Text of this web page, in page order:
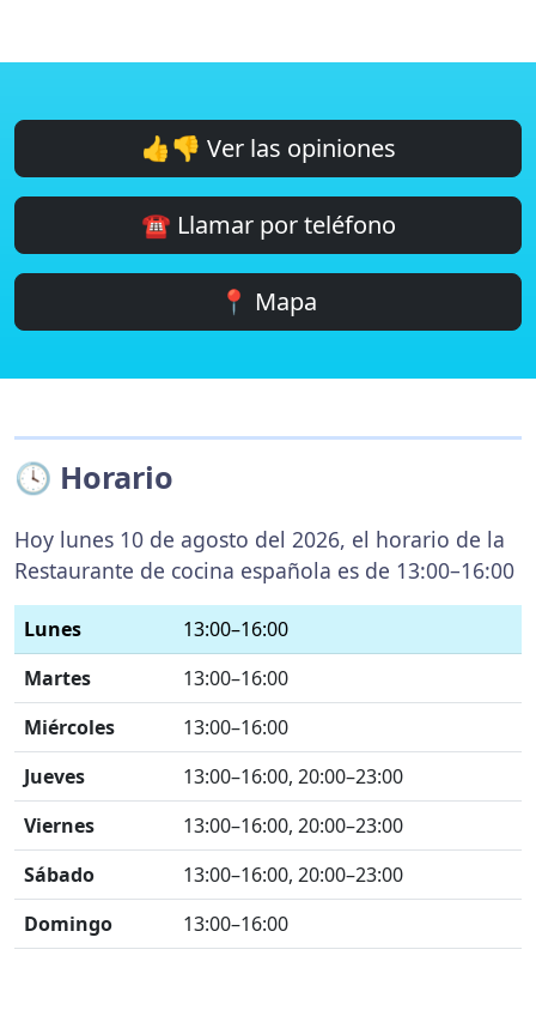
👍👎 Ver las opiniones
☎️ Llamar por teléfono
📍 Mapa
🕓 Horario
Hoy lunes 10 de agosto del 2026, el horario de la
Restaurante de cocina española es de 13:00–16:00
Lunes
13:00–16:00
Martes
13:00–16:00
Miércoles
13:00–16:00
Jueves
13:00–16:00, 20:00–23:00
Viernes
13:00–16:00, 20:00–23:00
Sábado
13:00–16:00, 20:00–23:00
Domingo
13:00–16:00